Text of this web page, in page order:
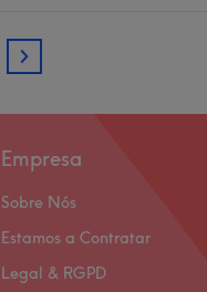
5
Empresa
Sobre Nós
Estamos a Contratar
Legal & RGPD